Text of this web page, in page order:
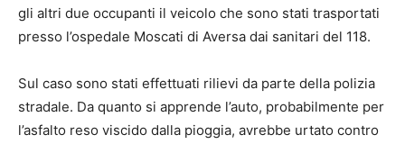
gli altri due occupanti il veicolo che sono stati trasportati
presso l’ospedale Moscati di Aversa dai sanitari del 118.
Sul caso sono stati effettuati rilievi da parte della polizia
stradale. Da quanto si apprende l’auto, probabilmente per
l’asfalto reso viscido dalla pioggia, avrebbe urtato contro